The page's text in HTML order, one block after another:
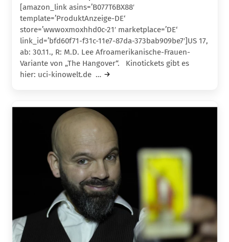
[amazon_link asins=’B077T6BX88′
template=’ProduktAnzeige-DE‘
store=’wwwoxmoxhhd0c-21′ marketplace=’DE‘
link_id=’bfd60f71-f31c-11e7-87da-373bab909be7′]US 17,
ab: 30.11., R: M.D. Lee Afroamerikanische-Frauen-
Variante von „The Hangover“. Kinotickets gibt es
hier: uci-kinowelt.de …